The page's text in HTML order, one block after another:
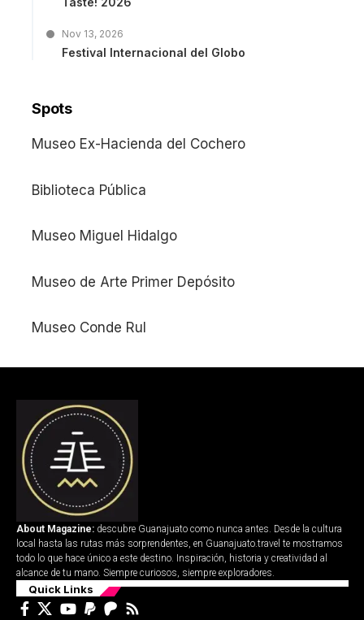
Nov 13, 2026
Festival Internacional del Globo
Spots
Museo Ex-Hacienda del Cochero
Biblioteca Pública
Museo Miguel Hidalgo
Museo de Arte Primer Depósito
Museo Conde Rul
About Magazine: descubre Guanajuato como nunca antes. Desde la cultura
local hasta las rutas más sorprendentes, en Guanajuato.travel te mostramos
todo lo que hace único a este destino. Inspiración, historia y creatividad al
alcance de tu mano. Siempre curiosos, siempre exploradores.
Quick Links